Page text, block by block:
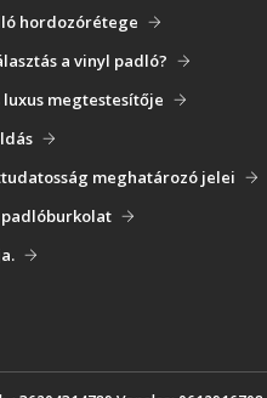
hordozórétege
a vinyl padló?
megtestesítője
meghatározó jelei
padlóburkolat